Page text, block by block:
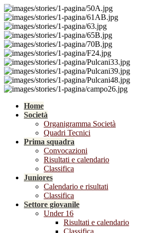
Home
Società
Organigramma Società
Quadri Tecnici
Prima squadra
Convocazioni
Risultati e calendario
Classifica
Juniores
Calendario e risultati
Classifica
Settore giovanile
Under 16
Risultati e calendario
Classifica